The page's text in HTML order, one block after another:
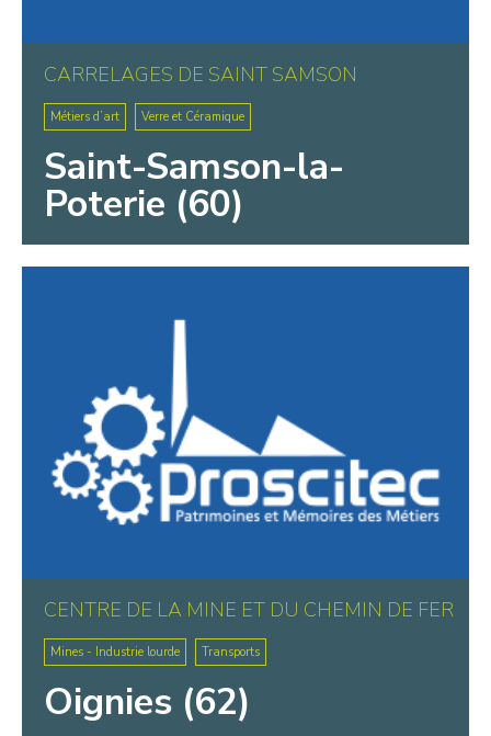
CARRELAGES DE SAINT SAMSON
Métiers d’art Verre et Céramique
Saint-Samson-la-
Poterie (60)
CENTRE DE LA MINE ET DU CHEMIN DE FER
Mines - Industrie lourde Transports
Oignies (62)